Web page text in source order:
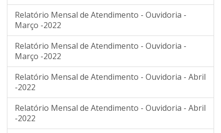
Relatório Mensal de Atendimento - Ouvidoria -
Março -2022
Relatório Mensal de Atendimento - Ouvidoria -
Março -2022
Relatório Mensal de Atendimento - Ouvidoria - Abril
-2022
Relatório Mensal de Atendimento - Ouvidoria - Abril
-2022